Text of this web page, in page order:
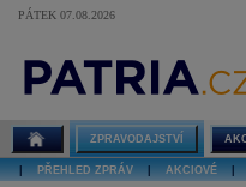
PÁTEK 07.08.2026
ZPRAVODAJSTVÍ
PŘEHLED ZPRÁV AKCIOVÉ